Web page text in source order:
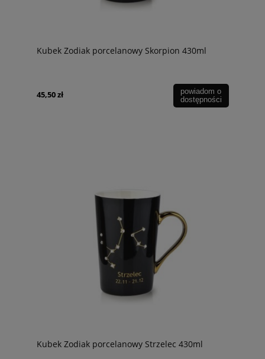
Kubek Zodiak porcelanowy Skorpion 430ml
45,50 zł
powiadom o
dostępności
Kubek Zodiak porcelanowy Strzelec 430ml